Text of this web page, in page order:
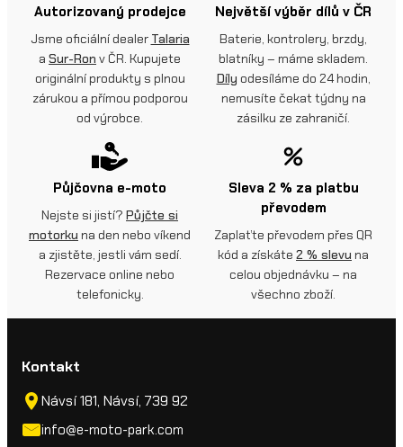
Autorizovaný prodejce
Jsme oficiální dealer Talaria
a Sur-Ron v ČR. Kupujete
originální produkty s plnou
zárukou a přímou podporou
od výrobce.
Největší výběr dílů v ČR
Baterie, kontrolery, brzdy,
blatníky – máme skladem.
Díly odesíláme do 24 hodin,
nemusíte čekat týdny na
zásilku ze zahraničí.
Půjčovna e-moto
Nejste si jistí? Půjčte si
motorku na den nebo víkend
a zjistěte, jestli vám sedí.
Rezervace online nebo
telefonicky.
Sleva 2 % za platbu
převodem
Zaplaťte převodem přes QR
kód a získáte 2 % slevu na
celou objednávku – na
všechno zboží.
Kontakt
Návsí 181, Návsí, 739 92
info@e-moto-park.com